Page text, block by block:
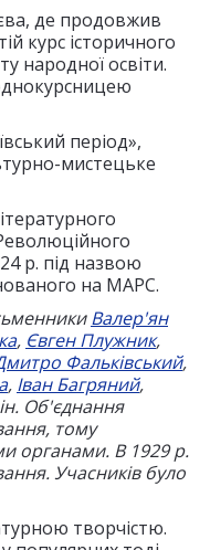
де продовжив
курс історичного
народної освіти.
період»,
мистецьке
р. під назвою
на МАРС.
Валер'ян
, Євген Плужник,
Фальківський,
, Іван Багряний,
Об'єднання
тому
органами. В 1929 р.
Учасників було
творчістю.